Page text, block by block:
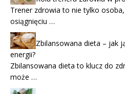
Trener zdrowia to nie tylko
osiągnięciu …
Zbilansowana dieta – jak
energii?
Zbilansowana dieta to klucz do
może …